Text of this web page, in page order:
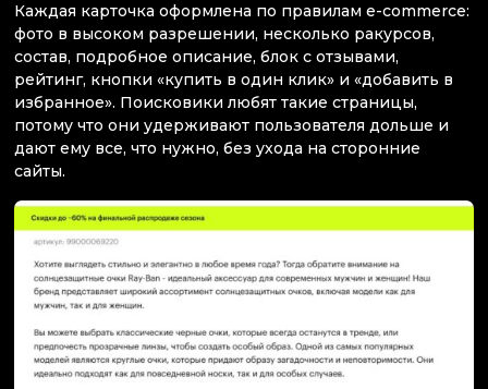
Каждая карточка оформлена по правилам e-commerce:
фото в высоком разрешении, несколько ракурсов,
состав, подробное описание, блок с отзывами,
рейтинг, кнопки «купить в один клик» и «добавить в
избранное». Поисковики любят такие страницы,
потому что они удерживают пользователя дольше и
дают ему все, что нужно, без ухода на сторонние
сайты.